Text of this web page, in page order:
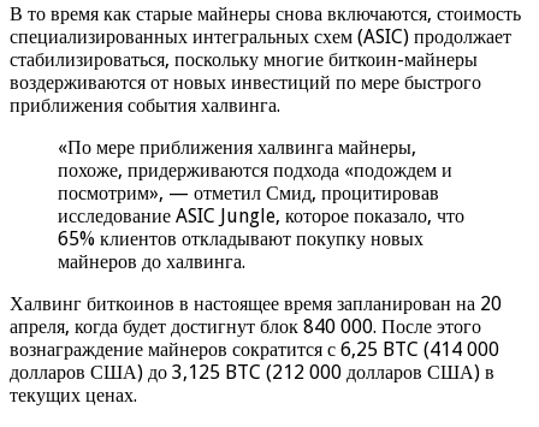
В то время как старые майнеры снова включаются, стоимость
специализированных интегральных схем (ASIC) продолжает
стабилизироваться, поскольку многие биткоин-майнеры
воздерживаются от новых инвестиций по мере быстрого
приближения события халвинга.
«По мере приближения халвинга майнеры,
похоже, придерживаются подхода «подождем и
посмотрим», — отметил Смид, процитировав
исследование ASIC Jungle, которое показало, что
65% клиентов откладывают покупку новых
майнеров до халвинга.
Халвинг биткоинов в настоящее время запланирован на 20
апреля, когда будет достигнут блок 840 000. После этого
вознаграждение майнеров сократится с 6,25 BTC (414 000
долларов США) до 3,125 BTC (212 000 долларов США) в
текущих ценах.